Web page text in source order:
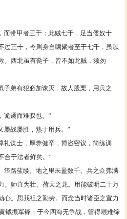
而带甲者三千；此贼七千，足当倭奴十
过三十，今则身自啸聚者至于七千，虽以
。西北虽有鞑子，皆不如此贼，须勿
子弟有犯必加诛灭，故人股栗，用兵之
诡谲而难驭也。”
屡战屡胜，熟于用兵。”
礼谋士，厚养健卒，博咨密议，简练训
合于法者鲜矣。”
筚路蓝缕。地之里未盈数千。兵之众弗满
。师直为壮。荷天之龙。用能破明二十万
心。思我祖之勤劳。而念当时诸臣之宣力
钺振军锋；于今四海无争战，留得艰难缔